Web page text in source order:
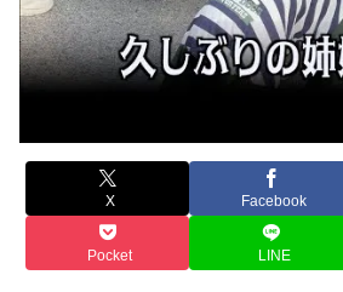
X Facebook
Pocket LINE